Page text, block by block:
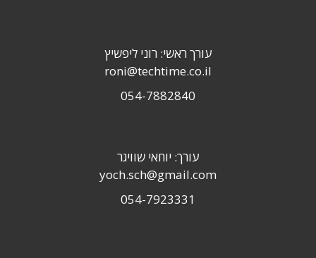
עורך ראשי: רוני ליפשיץ
roni@techtime.co.il
054-7882840
עורך: יוחאי שוויגר
yoch.sch@gmail.com
054-7923331